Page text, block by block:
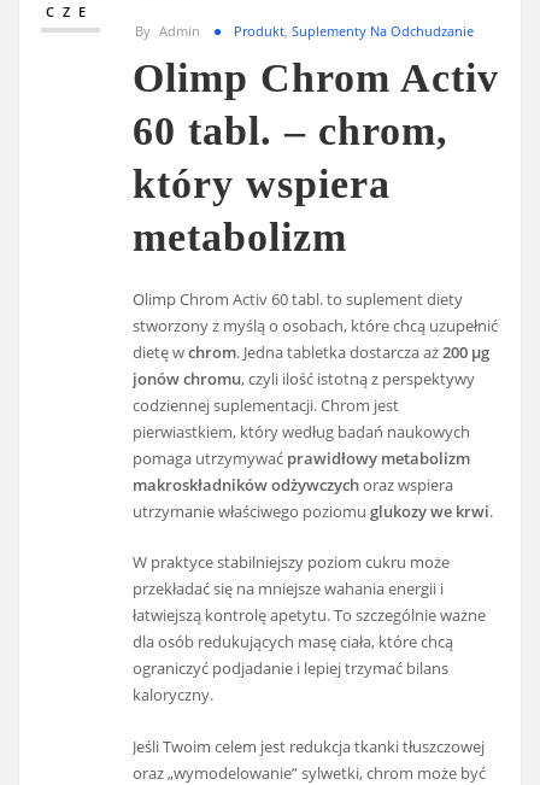
CZE
By Admin Produkt Suplementy Na Odchudzanie
Olimp Chrom Activ
60 tabl. – chrom,
który wspiera
metabolizm
Olimp Chrom Activ 60 tabl. to suplement diety
stworzony z myślą o osobach, które chcą uzupełnić
dietę wchrom. Jedna tabletka dostarcza aż200 µg
jonów chromu, czyli ilość istotną z perspektywy
codziennej suplementacji. Chrom jest
pierwiastkiem, który według badań naukowych
pomaga utrzymywać prawidłowy metabolizm
makroskładników odżywczychoraz wspiera
utrzymanie właściwego poziomuglukozy we krwi.
W praktyce stabilniejszy poziom cukru może
przekładać się na mniejsze wahania energii i
łatwiejszą kontrolę apetytu. To szczególnie ważne
dla osób redukujących masę ciała, które chcą
ograniczyć podjadanie i lepiej trzymać bilans
kaloryczny.
Jeśli Twoim celem jest redukcja tkanki tłuszczowej
oraz „wymodelowanie” sylwetki, chrom może być